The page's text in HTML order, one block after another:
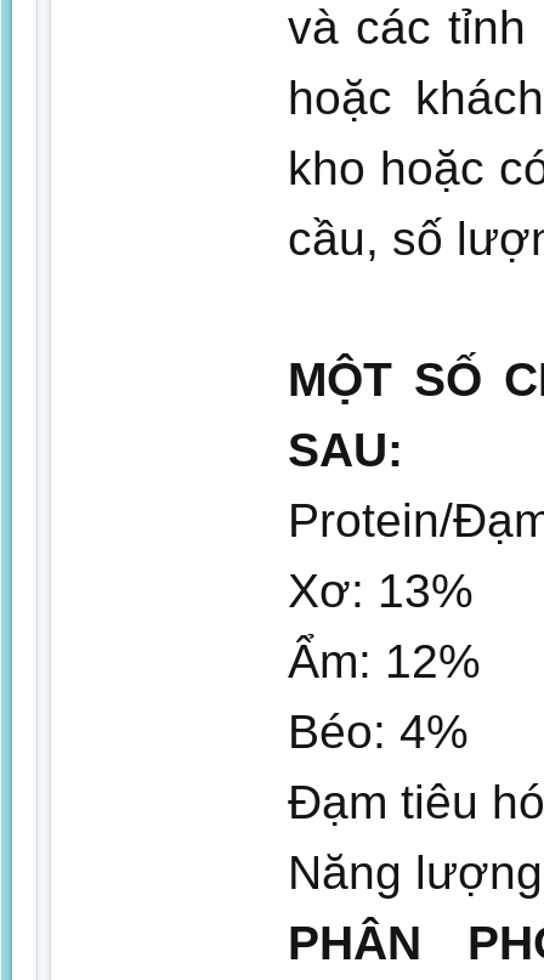
và các tỉnh
hoặc
kho hoặc
cầu, số
MỘT SỐ
SAU:
Protein/
Xơ: 13%
Ẩm: 12%
Béo: 4%
Đạm tiêu
Năng
PHÂN